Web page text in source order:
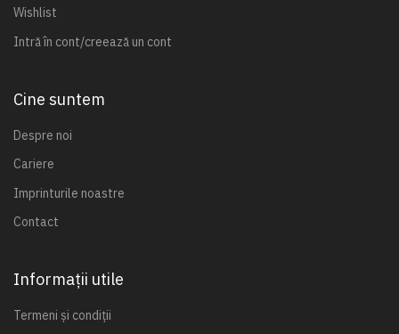
Wishlist
Intră în cont/creează un cont
Cine suntem
Despre noi
Cariere
Imprinturile noastre
Contact
Informații utile
Termeni și condiții